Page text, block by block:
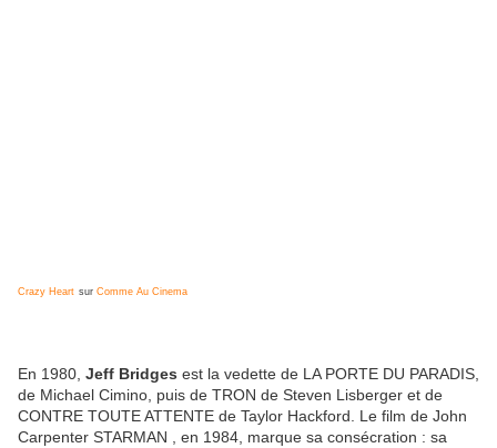
Crazy Heart sur Comme Au Cinema
En 1980, Jeff Bridges est la vedette de LA PORTE DU PARADIS,
de Michael Cimino, puis de TRON de Steven Lisberger et de
CONTRE TOUTE ATTENTE de Taylor Hackford. Le film de John
Carpenter STARMAN , en 1984, marque sa consécration : sa